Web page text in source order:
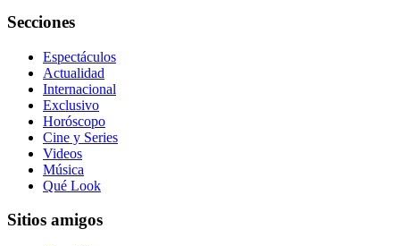
Secciones
Espectáculos
Actualidad
Internacional
Exclusivo
Horóscopo
Cine y Series
Videos
Música
Qué Look
Sitios amigos